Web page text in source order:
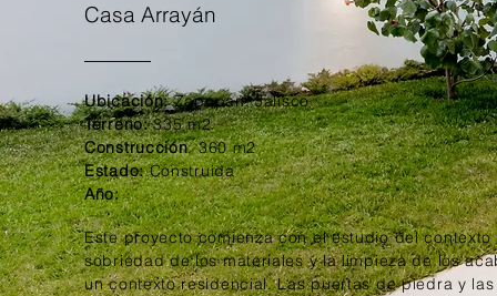
Casa Arrayán
Ubicación:Zapopan, Jalisco
Terreno:335 m2
Construcción: 360 m2
Estado:Construida
Año:
Este proyecto comienza con el estudio del
sobriedad de los materiales y la limpieza de los
un contexto residencial. Las puertas de piedra y